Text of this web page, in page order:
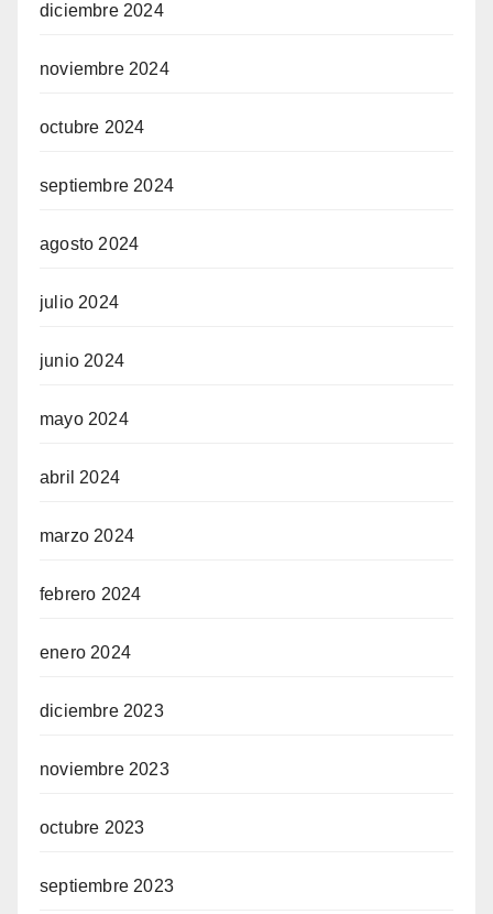
diciembre 2024
noviembre 2024
octubre 2024
septiembre 2024
agosto 2024
julio 2024
junio 2024
mayo 2024
abril 2024
marzo 2024
febrero 2024
enero 2024
diciembre 2023
noviembre 2023
octubre 2023
septiembre 2023